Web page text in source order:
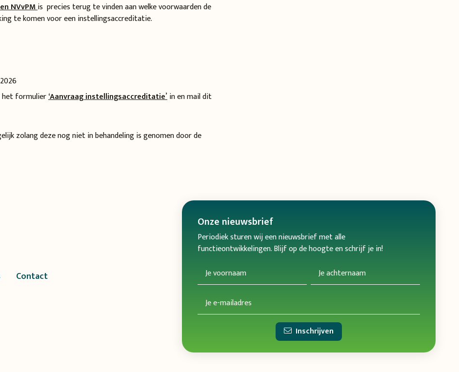
NVvPMis precies terug te vindenaan welke voorwaarden de
te komen voor een instellingsaccreditatie.
het formulier‘Aanvraag instellingsaccreditatie’in en mail dit
zolang deze nog niet in behandeling is genomen door de
Contact
Onze nieuwsbrief
Periodiek sturen wij een nieuwsbrief met alle
functieontwikkelingen. Blijf op de hoogte en schrijf je in!
Inschrijven